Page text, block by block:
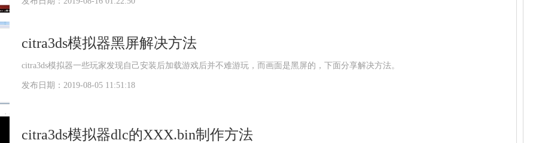
citra3ds模拟器黑屏解决方法
citra3ds模拟器一些玩家发现自己安装后加载游戏后并不难游玩，而画面是黑屏的，下面分享解决方法。
发布日期：2019-08-05 11:51:18
citra3ds模拟器dlc的XXX.bin制作方法